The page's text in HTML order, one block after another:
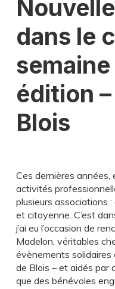
dans le
semaine
édition
Blois
Ces dernières
activités
plusieurs associations
et citoyenne. C’est
j’ai eu l’occasion de
Madelon, véritables
évènements
de Blois – et aidés par
que des bénévoles